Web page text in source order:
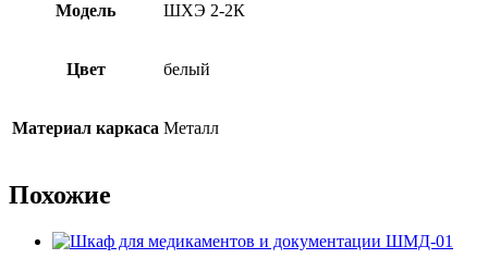
Модель ШХЭ 2-2К
Цвет белый
Материал каркаса Металл
Похожие